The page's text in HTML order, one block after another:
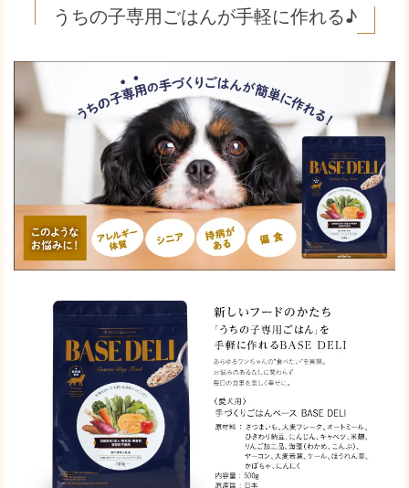
うちの子専用ごはんが手軽に作れる♪